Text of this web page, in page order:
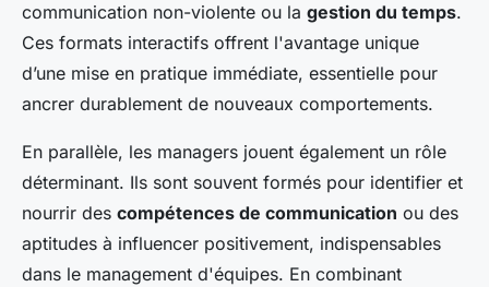
communication non-violente ou la gestion du temps.
Ces formats interactifs offrent l'avantage unique
d’une mise en pratique immédiate, essentielle pour
ancrer durablement de nouveaux comportements.
En parallèle, les managers jouent également un rôle
déterminant. Ils sont souvent formés pour identifier et
nourrir des compétences de communication ou des
aptitudes à influencer positivement, indispensables
dans le management d'équipes. En combinant